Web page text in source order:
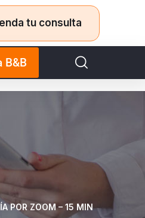
tu consulta
B&B
POR ZOOM – 15 MIN